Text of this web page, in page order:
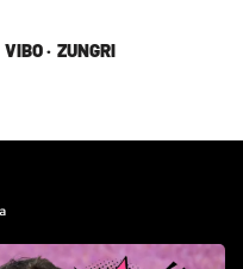
VIBO · ZUNGRI